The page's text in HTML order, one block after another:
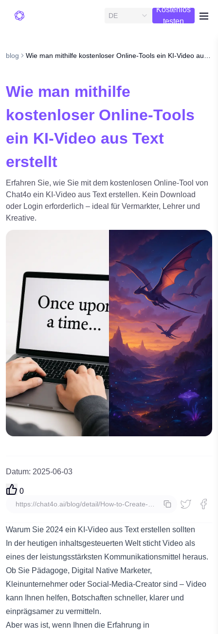
DE
Kostenlos
testen
blog
Wie man mithilfe
kostenloser Online-Tools
ein KI-Video aus Text
erstellt
Erfahren Sie, wie Sie mit dem kostenlosen Online-Tool von
Chat4o ein KI-Video aus Text erstellen. Kein Download
oder Login erforderlich – ideal für Vermarkter, Lehrer und
Kreative.
Datum: 2025-06-03
0
Kopieren
Warum Sie 2024 ein KI-Video aus Text erstellen sollten
In der heutigen inhaltsgesteuerten Welt sticht Video als
eines der leistungsstärksten Kommunikationsmittel heraus.
Ob Sie Pädagoge, Digital Native Marketer,
Kleinunternehmer oder Social-Media-Creator sind – Video
kann Ihnen helfen, Botschaften schneller, klarer und
einprägsamer zu vermitteln.
Aber was ist, wenn Ihnen die Erfahrung in